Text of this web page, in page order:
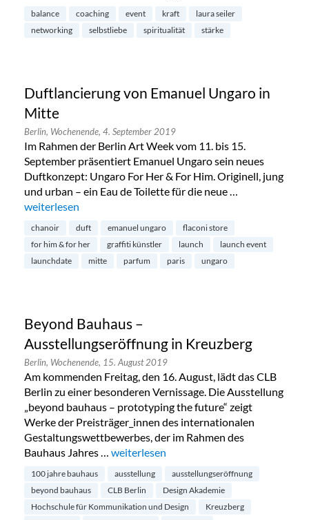
balance coaching event kraft
laura seiler
networking
selbstliebe spiritualität stärke
Duftlancierung von Emanuel Ungaro in
Mitte
Berlin, Wochenende, 4. September 2019
Im Rahmen der Berlin Art Week vom 11. bis 15.
September präsentiert Emanuel Ungaro sein neues
Duftkonzept: Ungaro For Her & For Him. Originell, jung
und urban – ein Eau de Toilette für die neue …
„Duftlancierung von Emanuel Ungaro in Mitte“
weiterlesen
chanoir duft emanuel ungaro
flaconi store
for him & for her
graffiti künstler launch
launch event
launchdate
mitte parfum paris ungaro
Beyond Bauhaus –
Ausstellungseröffnung in Kreuzberg
Berlin, Wochenende, 15. August 2019
Am kommenden Freitag, den 16. August, lädt das CLB
Berlin zu einer besonderen Vernissage. Die Ausstellung
„beyond bauhaus – prototyping the future“ zeigt
Werke der Preisträger_innen des internationalen
Gestaltungswettbewerbes, der im Rahmen des
Bauhaus Jahres … „Beyond Bauhaus –
weiterlesen
100 jahre bauhaus ausstellung
ausstellungseröffnung
beyond bauhaus
CLB Berlin
Design Akademie
Hochschule für Kommunikation und Design
Kreuzberg